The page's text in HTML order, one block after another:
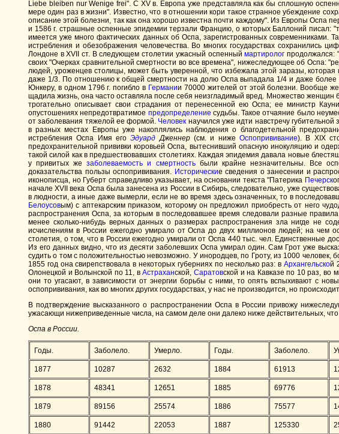
Liebe bleiben nur Wenige frei". С ХV в. Европа уже представляла как бы сплошную
мере один раз в жизни". Известно, что в отношении кори такое странное убеждение
описание этой болезни, так как она хорошо известна почти каждому". Из Европы Оспа
и 1586 г. страшные оспенные эпидемии терзали Францию, о которых Баллоний писал:
имеется уже много фактических данных об Оспа, зарегистрованных
истребления и обезображения человечества. Во многих государствах сохранились
Лондоне в XVII ст. В следующем столетии ужасный оспенныймартиролог продолжался:
своих "Очерках сравнительной смертности во все времена", нижеследующее об Оспа:
людей, уроженцев столицы, может быть уверенной, что избежала этой заразы,
даже 1/3. По отношению к общей смертности на долю Оспа выпадала 1/4 и даже более
Юнкеру, в одном 1796 г. погибло в Германии 70000 жителей от этой болезни. Вообще
щадила жизнь, она часто оставляла после себя неизгладимый вред. Множество
трогательно описывает свои страдания от перенесенной ею Оспа; ее министр
опустошениях непредотвратимое предопределение судьбы. Такое отчаяние было
от заболевания тяжелой ее формой. Человек научился уже идти навстречу
в разных местах Европы уже накоплялись наблюдения о благодетельной
истребления Оспа Имя егоЭдуардДженнер(см. и ниже Оспопрививание). В XIX
предохранительной прививки коровьей Оспа, вытеснивший опасную инокуляцию и
такой силой как в предшествовавших столетиях. Каждая эпидемия давала новые
у привитых жезаболеваемость и смертностьбыли крайне незначительны. Все
доказательства пользы оспопрививания. Исторические сведения о занесении и
иконописца, но Губерт справедливо указывает, на основании текста "Патерика Печерск
начале XVII века Оспа была занесена из России в Сибирь, следовательно, уже
в людности, а иные даже вымерли, если не во время здесь означенных, то в
Белоусовым) с аптекарским приказом, которому он предложил приобресть от него
распространения Оспа, за которым в последовавшее время следовали разные
менее сколько-нибудь верных данных о размерах распространения зла нигде не
исчислениям в России ежегодно умирало от Оспа до двух миллионов людей; на чем
столетия, о том, что в России ежегодно умирали от Оспа 440 тыс. чел. Единственные
Из его данных видно, что из десяти заболевших Оспа умирал один. Сам Грот уже
судить о том с положительностью невозможно. У инородцев, по Гроту, из 1000 человек,
1855 год она свирепствовала в некоторых губерниях по несколько раз: вАрхангельской
Олонецкой и Волынской по 11, вАстраханской,Саратовской и на Кавказе по 10 раз, во
они то угасают, в зависимости от энергии борьбы с ними, то опять вспыхивают с
оспопрививания, как во многих других государствах, у нас не производится, но
В подтверждение высказанного о распространении Оспа в России привожу
ужасающи нижеприведенные числа, на самом деле они далеко ниже действительных,
Оспа в Poccиu.
Годы. Заболело. Умерло. Годы. Заболело.
1877 10287 2632 1884 61913
1878 48341 12651 1885 69776
1879 89156 25574 1886 75577
1880 91442 22053 1887 125330